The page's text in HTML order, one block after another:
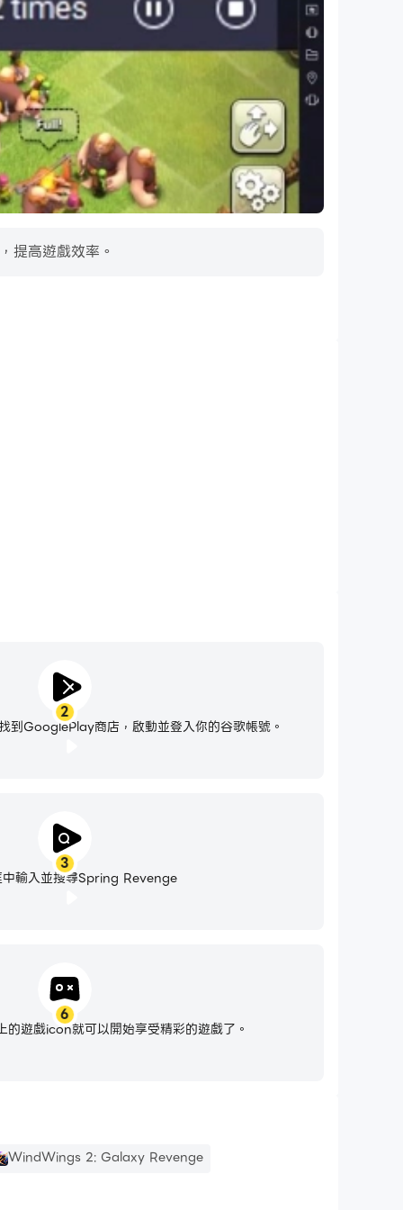
提高遊戲效率。
2
到GooglePlay商店，啟動並登入你的谷歌帳號。
3
中輸入並搜尋Spring Revenge
6
的遊戲icon就可以開始享受精彩的遊戲了。
WindWings 2: Galaxy Revenge